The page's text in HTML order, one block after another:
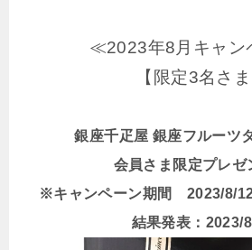
≪2023年8月キャン
【限定3名さま
銀座千疋屋 銀座フルーツ
会員さま限定プレゼ
※キャンペーン期間 2023/8/
結果発表：2023/